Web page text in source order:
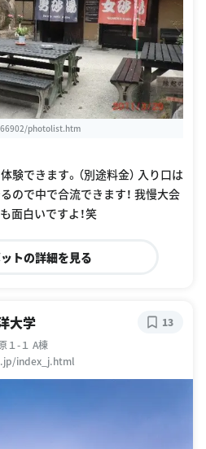
photolist.htm
できます。（別途料金） 入り口は
ので中で合流できます！ 我慢大会
面白いですよ！笑
トの詳細を見る
大学
１-１ A棟
index_j.html
13